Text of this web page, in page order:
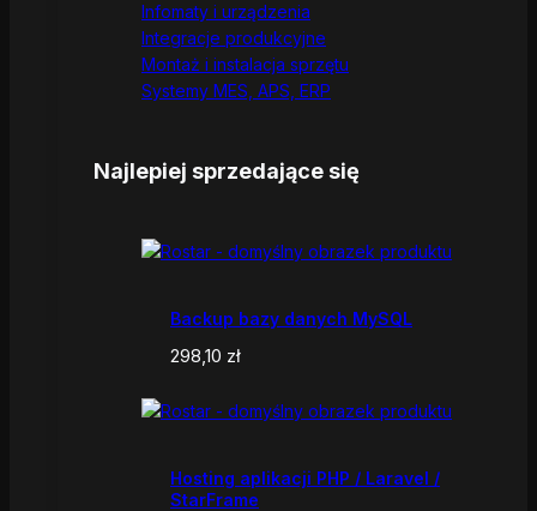
Infomaty i urządzenia
Integracje produkcyjne
Montaż i instalacja sprzętu
Systemy MES, APS, ERP
Najlepiej sprzedające się
Backup bazy danych MySQL
298,10 zł
Hosting aplikacji PHP / Laravel /
StarFrame